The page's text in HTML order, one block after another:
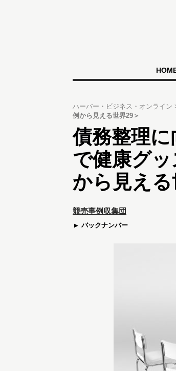
ハーバー・ビジネス・オンライン
例から見える世界29＞
債務整理
で健康グ
から見える
競売事例収集団
バックナンバー